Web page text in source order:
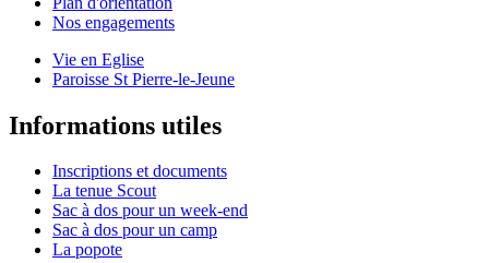
Nos engagements
Vie en Eglise
Paroisse St Pierre-le-Jeune
Informations utiles
Inscriptions et documents
La tenue Scout
Sac à dos pour un week-end
Sac à dos pour un camp
La popote